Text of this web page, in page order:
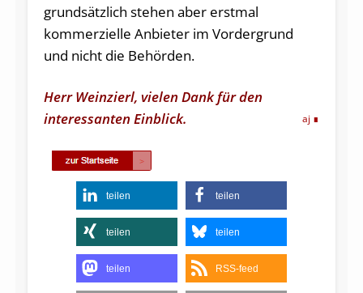
grundsätzlich stehen aber erstmal
kommerzielle Anbieter im Vordergrund
und nicht die Behörden.
Herr Weinzierl, vielen Dank für den
interessanten Einblick.
aj
teilen teilen
teilen teilen
teilen RSS-feed